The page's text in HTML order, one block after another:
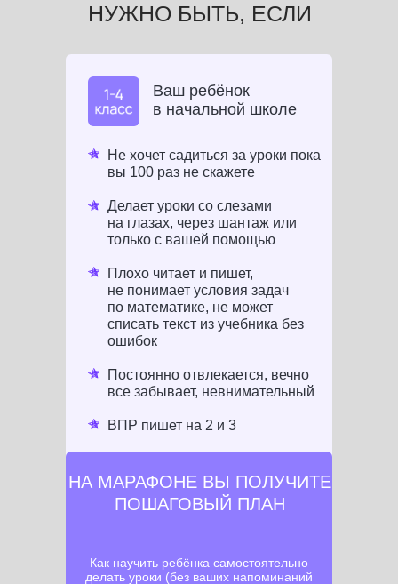
НУЖНО БЫТЬ, ЕСЛИ
Ваш ребёнок
в начальной школе
Не хочет садиться за уроки пока
вы 100 раз не скажете
Делает уроки со слезами
на глазах, через шантаж или
только с вашей помощью
Плохо читает и пишет,
не понимает условия задач
по математике, не может
списать текст из учебника без
ошибок
Постоянно отвлекается, вечно
все забывает, невнимательный
ВПР пишет на 2 и 3
НА МАРАФОНЕ ВЫ ПОЛУЧИТЕ
ПОШАГОВЫЙ ПЛАН
Как научить ребёнка самостоятельно
делать уроки (без ваших напоминаний